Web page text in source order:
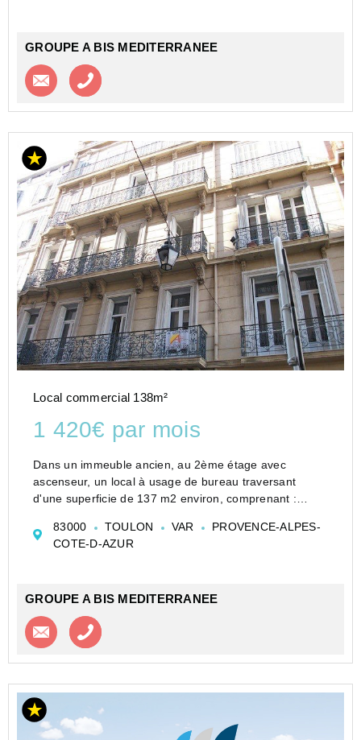
GROUPE A BIS MEDITERRANEE
Contacter l'agence
Local commercial 138m²
1 420€ par mois
Dans un immeuble ancien, au 2ème étage avec
ascenseur, un local à usage de bureau traversant
d'une superficie de 137 m2 environ, comprenant :
d'archives, espace d'accueil et sanitaires privatifs.&l...
83000 TOULON VAR
PROVENCE-ALPES-
COTE-D-AZUR
GROUPE A BIS MEDITERRANEE
Contacter l'agence